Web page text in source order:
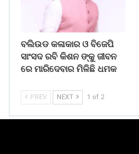
ବଲିଉଡ କଳାକାର ଓ ବିଜେପି
ସାଂସଦ ରବି କିଶନ ଙ୍କୁ ଜୀବନ
ରେ ମାରିଦେବାର ମିଳିଛି ଧମକ
PREV NEXT 1 of 2